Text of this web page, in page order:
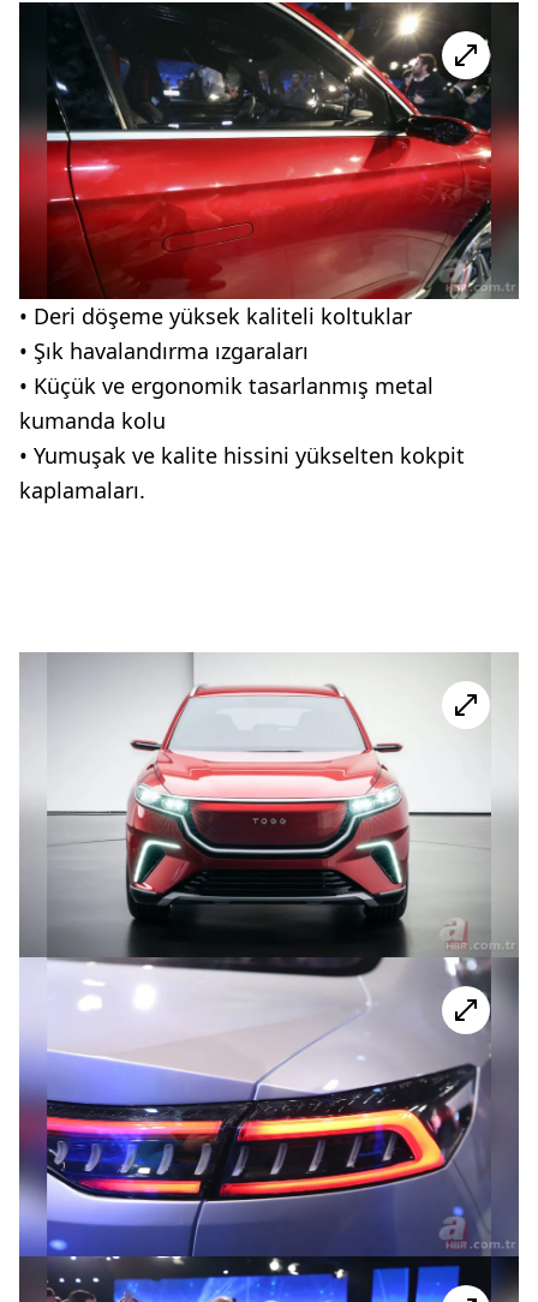
• Deri döşeme yüksek kaliteli koltuklar
• Şık havalandırma ızgaraları
• Küçük ve ergonomik tasarlanmış metal
kumanda kolu
• Yumuşak ve kalite hissini yükselten kokpit
kaplamaları.